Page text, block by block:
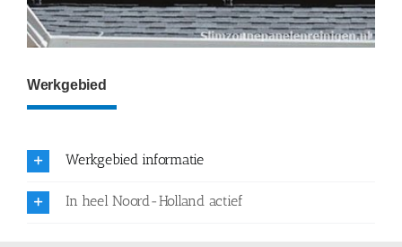
Werkgebied
Werkgebied informatie
In heel Noord-Holland actief